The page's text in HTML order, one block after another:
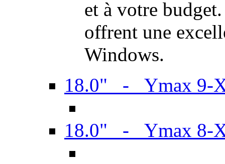
et à votre
offrent une
Windows.
18.0" - Ymax 9-
18.0" - Ymax 8-